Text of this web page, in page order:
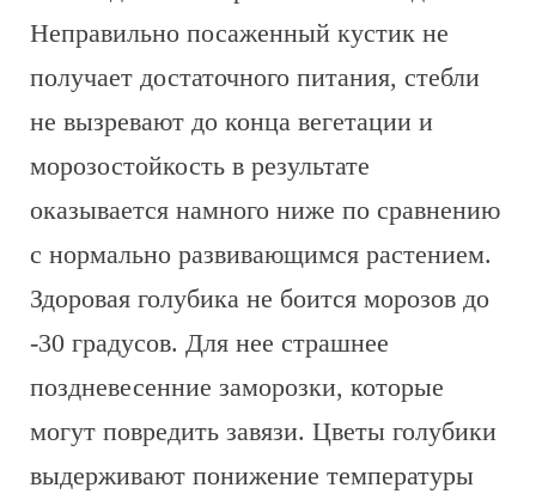
Неправильно посаженный кустик не
получает достаточного питания, стебли
не вызревают до конца вегетации и
морозостойкость в результате
оказывается намного ниже по сравнению
с нормально развивающимся растением.
Здоровая голубика не боится морозов до
-30 градусов. Для нее страшнее
поздневесенние заморозки, которые
могут повредить завязи. Цветы голубики
выдерживают понижение температуры